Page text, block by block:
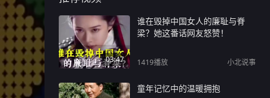
03:47
谁在毁掉中国女人的廉耻与脊
梁？她这番话网友怒赞！
1419播放 小北说事
童年记忆中的温暖拥抱